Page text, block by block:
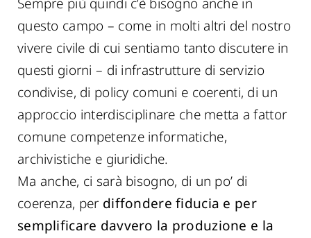
questo campo – come in molti altri del nostro
vivere civile di cui sentiamo tanto discutere in
questi giorni – di infrastrutture di servizio
condivise, di policy comuni e coerenti, di un
approccio interdisciplinare che metta a fattor
comune competenze informatiche,
archivistiche e giuridiche.
Ma anche, ci sarà bisogno, di un po’ di
coerenza, per diffondere fiducia e per
semplificare davvero la produzione e la